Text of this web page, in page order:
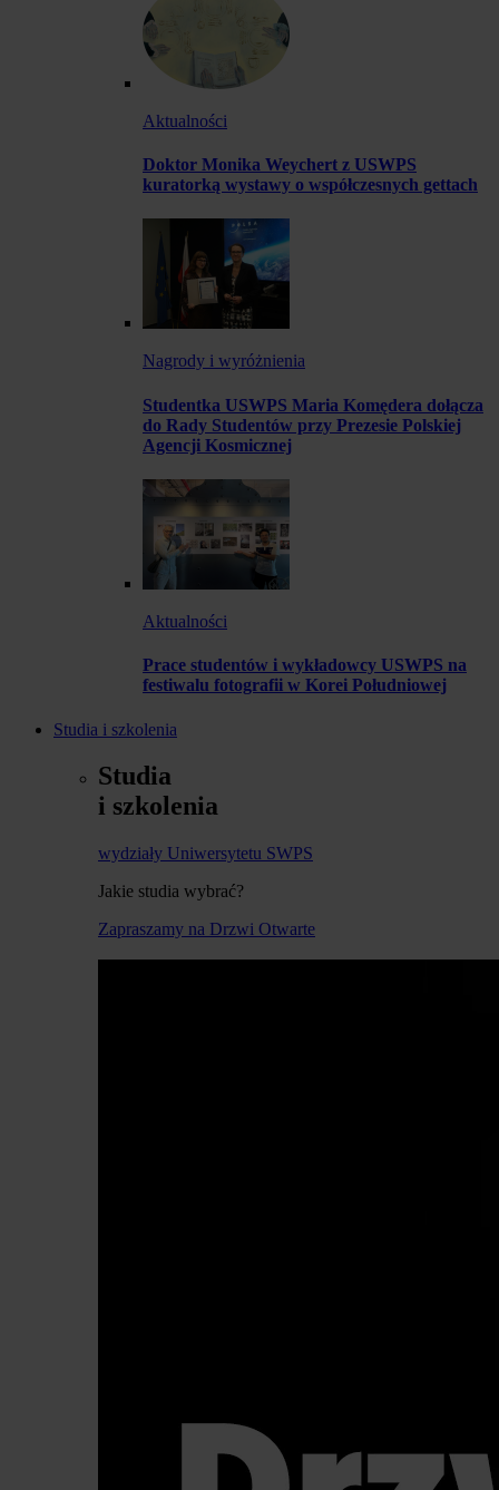
Aktualności
Doktor Monika Weychert z USWPS
kuratorką wystawy o współczesnych gettach
Nagrody i wyróżnienia
Studentka USWPS Maria Komędera dołącza
do Rady Studentów przy Prezesie Polskiej
Agencji Kosmicznej
Aktualności
Prace studentów i wykładowcy USWPS na
festiwalu fotografii w Korei Południowej
Studia i szkolenia
Studia
i szkolenia
wydziały Uniwersytetu SWPS
Jakie studia wybrać?
Zapraszamy na Drzwi Otwarte